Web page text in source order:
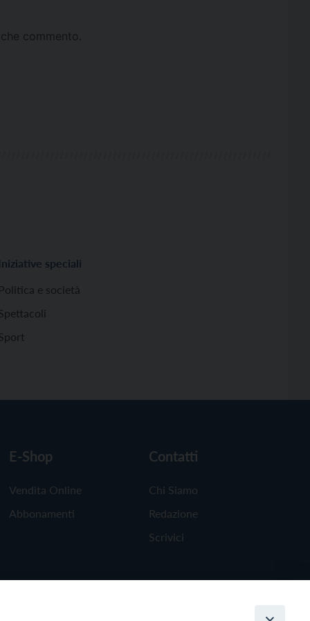
commento.
Iniziative speciali
Politica e società
E-Shop
Vendita Online
Abbonamenti
Contatti
Chi Siamo
Redazione
Scrivici